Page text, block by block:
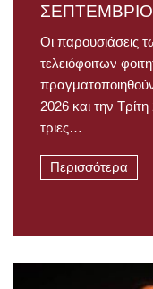
Οι παρουσιάσεις
τελειόφοιτων
2026 και την
τριες…
Περισσότερα